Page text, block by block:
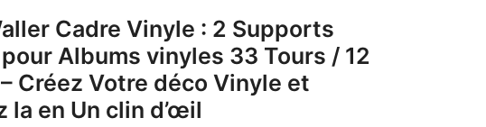
Cadre Vinyle : 2 Supports
Albums vinyles 33 Tours / 12
Créez Votre déco Vinyle et
la en Un clin d’œil